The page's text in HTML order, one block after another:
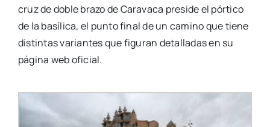
cruz de doble brazo de Caravaca preside el pórtico
de la basílica, el punto final de un camino que tiene
distintas variantes que figuran detalladas en su
página web oficial.